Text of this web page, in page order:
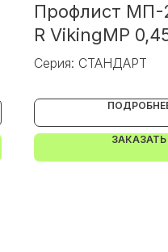
Профлист МП-
R VikingMP
Серия: СТАНДАРТ
ЗАКАЗАТЬ